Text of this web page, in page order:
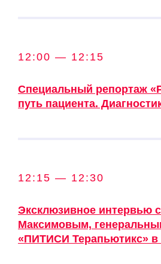
12:00 — 12:15
Специальный репортаж
путь пациента.
12:15 — 12:30
Эксклюзивное интервью
Максимовым,
«ПИТИСИ Терапьютикс»